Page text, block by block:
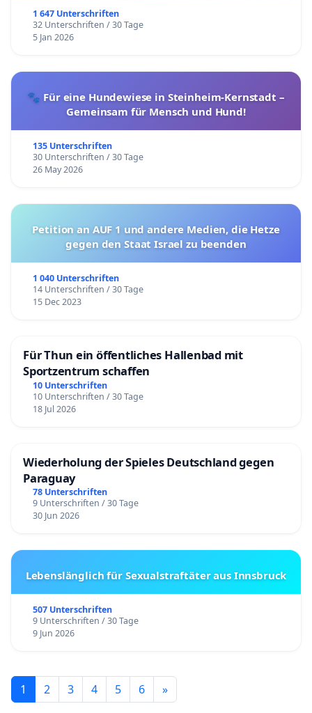
1 647 Unterschriften
32 Unterschriften / 30 Tage
5 Jan 2026
🐾 Für eine Hundewiese in Steinheim-Kernstadt –
Gemeinsam für Mensch und Hund!
135 Unterschriften
30 Unterschriften / 30 Tage
26 May 2026
Petition an AUF 1 und andere Medien, die Hetze
gegen den Staat Israel zu beenden
1 040 Unterschriften
14 Unterschriften / 30 Tage
15 Dec 2023
Für Thun ein öffentliches Hallenbad mit
Sportzentrum schaffen
10 Unterschriften
10 Unterschriften / 30 Tage
18 Jul 2026
Wiederholung der Spieles Deutschland gegen
Paraguay
78 Unterschriften
9 Unterschriften / 30 Tage
30 Jun 2026
Lebenslänglich für Sexualstraftäter aus Innsbruck
507 Unterschriften
9 Unterschriften / 30 Tage
9 Jun 2026
1 2 3 4 5 6 »